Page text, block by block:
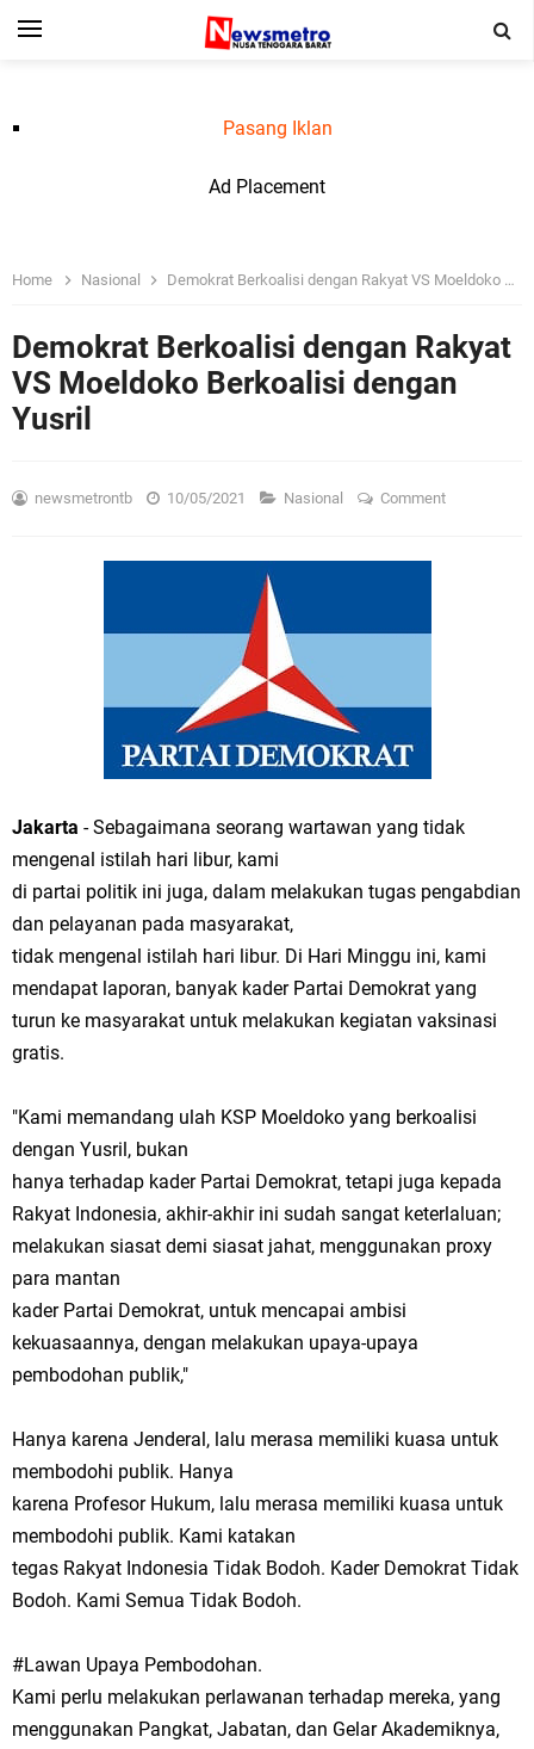
Pasang Iklan
Ad Placement
Home Nasional Demokrat Berkoalisi dengan Rakyat VS Moeldoko Berkoalisi dengan Yusril
Demokrat Berkoalisi dengan Rakyat
VS Moeldoko Berkoalisi dengan
Yusril
newsmetrontb 10/05/2021 Nasional Comment
Jakarta - Sebagaimana seorang wartawan yang tidak
mengenal istilah hari libur, kami
di partai politik ini juga, dalam melakukan tugas pengabdian
dan pelayanan pada masyarakat,
tidak mengenal istilah hari libur. Di Hari Minggu ini, kami
mendapat laporan, banyak kader Partai Demokrat yang
turun ke masyarakat untuk melakukan kegiatan vaksinasi
gratis.
"Kami memandang ulah KSP Moeldoko yang berkoalisi
dengan Yusril, bukan
hanya terhadap kader Partai Demokrat, tetapi juga kepada
Rakyat Indonesia, akhir-akhir ini sudah sangat keterlaluan;
melakukan siasat demi siasat jahat, menggunakan proxy
para mantan
kader Partai Demokrat, untuk mencapai ambisi
kekuasaannya, dengan melakukan upaya-upaya
pembodohan publik,"
Hanya karena Jenderal, lalu merasa memiliki kuasa untuk
membodohi publik. Hanya
karena Profesor Hukum, lalu merasa memiliki kuasa untuk
membodohi publik. Kami katakan
tegas Rakyat Indonesia Tidak Bodoh. Kader Demokrat Tidak
Bodoh. Kami Semua Tidak Bodoh.
#Lawan Upaya Pembodohan.
Kami perlu melakukan perlawanan terhadap mereka, yang
menggunakan Pangkat, Jabatan, dan Gelar Akademiknya,